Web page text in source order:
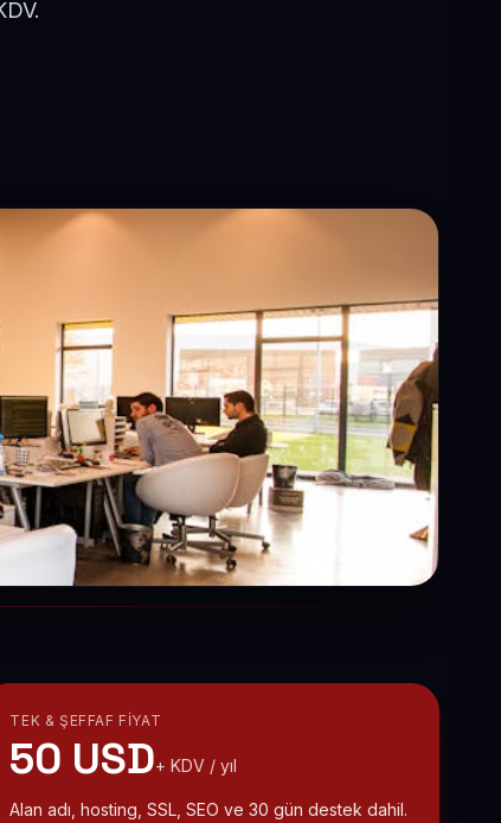
TEK & ŞEFFAF FIYAT
50 USD+ KDV / yıl
Alan adı, hosting, SSL, SEO ve 30 gün destek dahil.